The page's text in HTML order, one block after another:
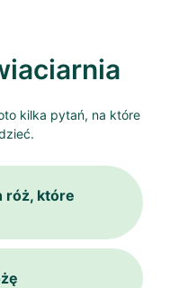
kilka pytań, na które
róż, które